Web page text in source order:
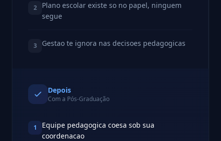
2
Plano escolar existe so no papel, ninguem
segue
3 Gestao te ignora nas decisoes pedagogicas
Depois
Com a Pós-Graduação
1
Equipe pedagogica coesa sob sua
coordenacao